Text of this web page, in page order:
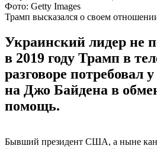
Фото: Getty Images
Трамп высказался о своем
Украинский лидер не
в 2019 году Трамп в
разговоре потребовал
на Джо Байдена в
помощь.
Бывший президент США, а ныне